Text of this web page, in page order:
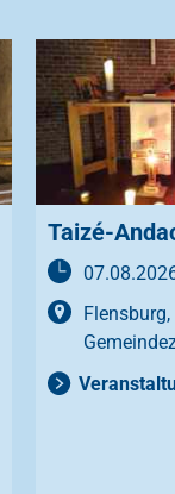
Taizé-
Flensburg,